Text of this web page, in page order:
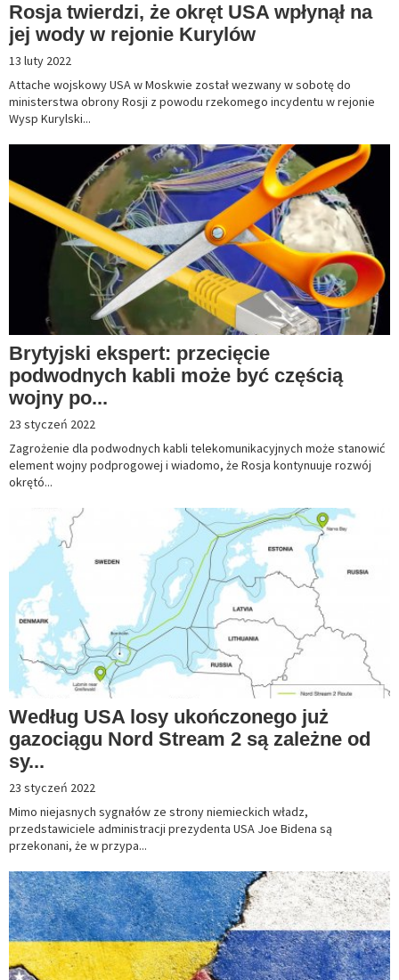
Rosja twierdzi, że okręt USA wpłynął na
jej wody w rejonie Kurylów
13 luty 2022
Attache wojskowy USA w Moskwie został wezwany w sobotę do
ministerstwa obrony Rosji z powodu rzekomego incydentu w rejonie
Wysp Kurylski...
Brytyjski ekspert: przecięcie
podwodnych kabli może być częścią
wojny po...
23 styczeń 2022
Zagrożenie dla podwodnych kabli telekomunikacyjnych może stanowić
element wojny podprogowej i wiadomo, że Rosja kontynuuje rozwój
okrętó...
Według USA losy ukończonego już
gazociągu Nord Stream 2 są zależne od
sy...
23 styczeń 2022
Mimo niejasnych sygnałów ze strony niemieckich władz,
przedstawiciele administracji prezydenta USA Joe Bidena są
przekonani, że w przypa...